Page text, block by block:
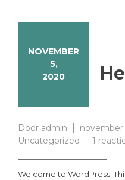
NOVEMBER
5,
2020
Door admin november
Uncategorized
1
Welcome to WordPress.